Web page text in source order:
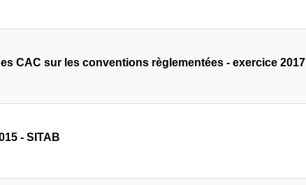
CAC sur les conventions règlementées - exercice 2017
- SITAB